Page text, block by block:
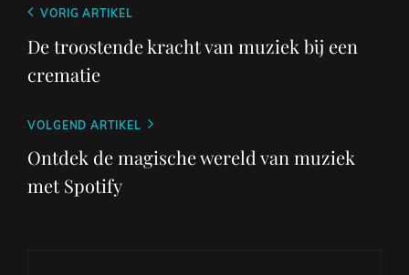
Berichtnavigatie
Vorig
bericht
VORIG ARTIKEL
De troostende kracht van muziek bij een
crematie
Volgend
bericht
VOLGEND ARTIKEL
Ontdek de magische wereld van muziek
met Spotify